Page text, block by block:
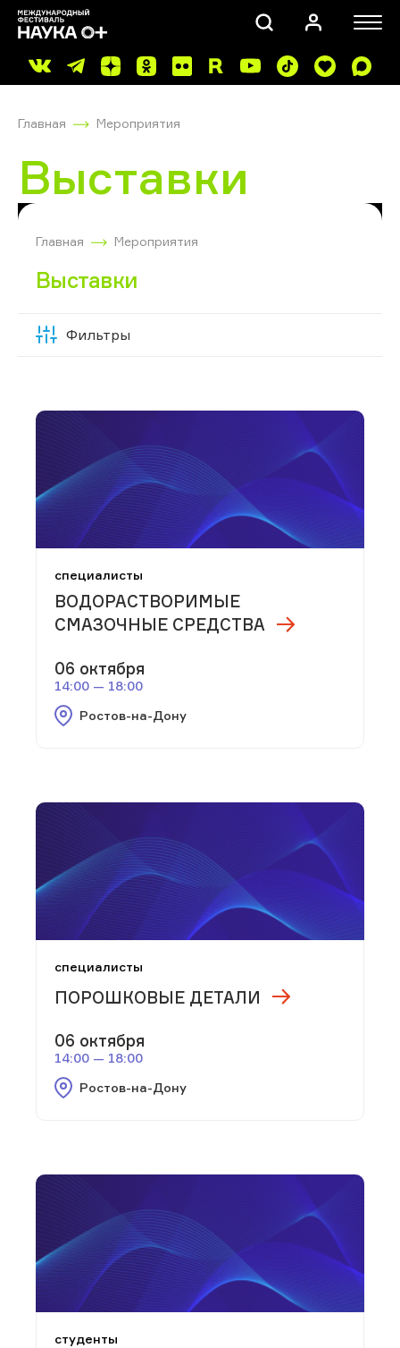
Главная Мероприятия
Выставки
Главная Мероприятия
Выставки
Фильтры
специалисты
ВОДОРАСТВОРИМЫЕ
СМАЗОЧНЫЕ СРЕДСТВА
06 октября
14:00 — 18:00
Ростов-на-Дону
специалисты
ПОРОШКОВЫЕ ДЕТАЛИ
06 октября
14:00 — 18:00
Ростов-на-Дону
студенты